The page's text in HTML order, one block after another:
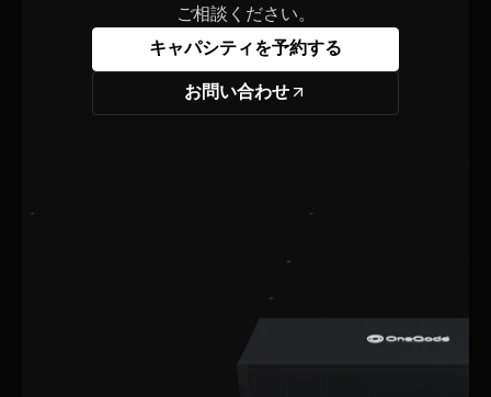
ご相談ください。
キャパシティを予約する
お問い合わせ